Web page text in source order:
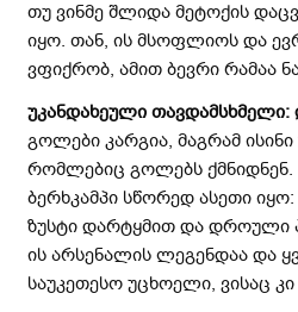
თუ ვინმე შლიდა მეტოქის
იყო. თან, ის მსოფლიოს და
ვფიქრობ, ამით ბევრი რამაა
უკანდახეული თავდამსხმელი:
გოლები კარგია, მაგრამ
რომლებიც გოლებს ქმნიდნენ.
ბერხკამპი სწორედ ასეთი იყო:
ზუსტი დარტყმით და დროული
ის არსენალის ლეგენდაა და
საუკეთესო უცხოელი, ვისაც კი